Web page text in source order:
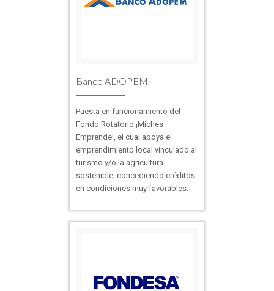
Banco ADOPEM
Puesta en funcionamiento del
Fondo Rotatorio ¡Miches
Emprende!, el cual apoya el
emprendimiento local vinculado al
turismo y/o la agricultura
sostenible, concediendo créditos
en condiciones muy favorables.